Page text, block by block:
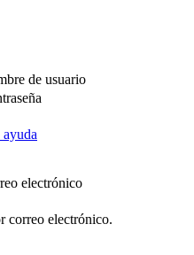
de usuario
ayuda
electrónico
correo electrónico.